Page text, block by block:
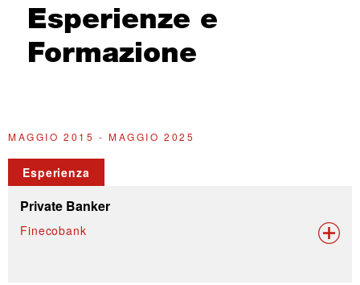
Esperienze e
Formazione
MAGGIO 2015 - MAGGIO 2025
Esperienza
Private Banker
Finecobank